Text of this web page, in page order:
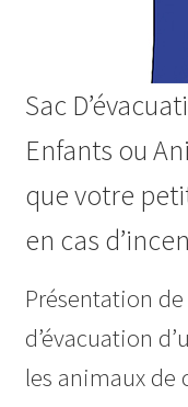
Sac
Enfants ou
que votre
en cas
Présentation
d’évacuation
les animaux de